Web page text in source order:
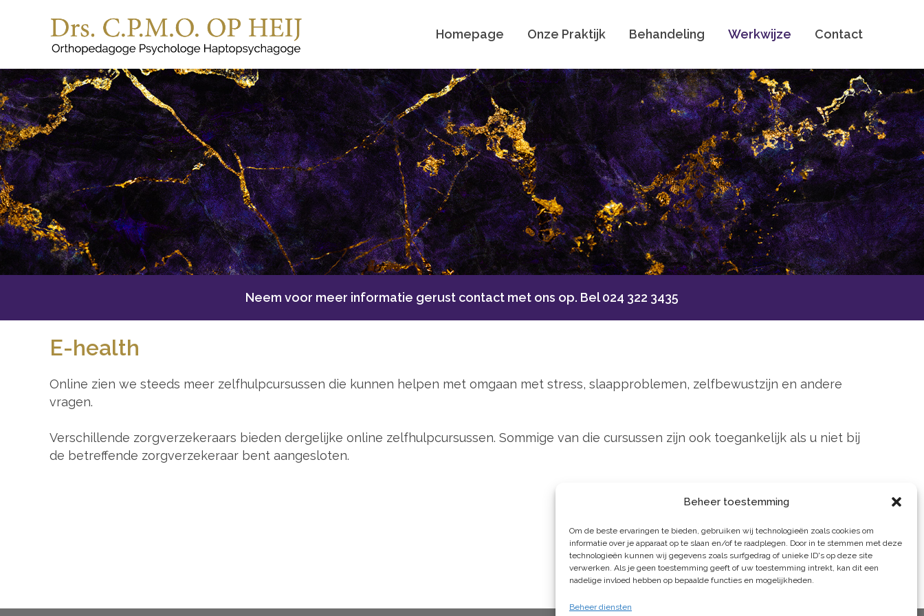
Beheer toestemming
Om de beste ervaringen te bieden, gebruiken wij technologieën zoals cookies om
informatie over je apparaat op te slaan en/of te raadplegen. Door in te stemmen met deze
technologieën kunnen wij gegevens zoals surfgedrag of unieke ID's op deze site
verwerken. Als je geen toestemming geeft of uw toestemming intrekt, kan dit een
nadelige invloed hebben op bepaalde functies en mogelijkheden.
Beheer diensten
Homepage Onze Praktijk Behandeling Werkwijze Contact
Neem voor meer informatie gerust contact met ons op. Bel024 322 3435
E-health
Online zien we steeds meer zelfhulpcursussen die kunnen helpen met omgaan met stress, slaapproblemen, zelfbewustzijn en andere
vragen.
Verschillende zorgverzekeraars bieden dergelijke online zelfhulpcursussen. Sommige van die cursussen zijn ook toegankelijk als u niet bij
de betreffende zorgverzekeraar bent aangesloten.